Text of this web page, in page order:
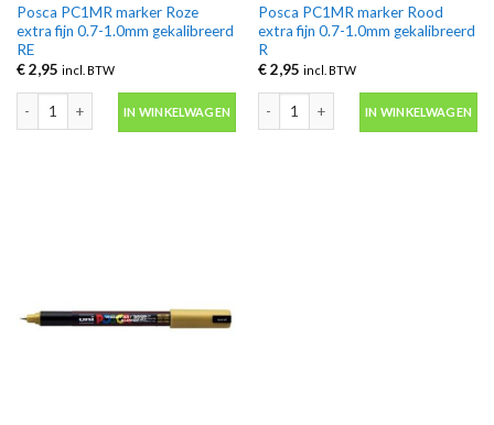
Posca PC1MR marker Roze
extra fijn 0.7-1.0mm gekalibreerd
RE
€2,95 incl. BTW
Posca PC1MR marker Roze extra fijn 0.7-1.0mm gekalibreerd RE aantal
IN WINKELWAGEN
Posca PC1MR marker Rood
extra fijn 0.7-1.0mm gekalibreerd
R
€2,95 incl. BTW
Posca PC1MR marker Rood extra
IN WINKELWAGEN